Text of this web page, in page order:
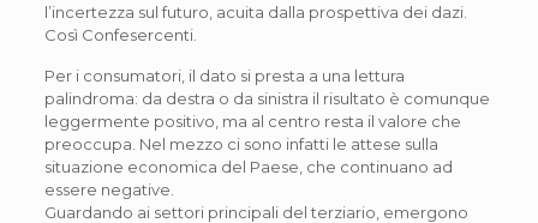
l’incertezza sul futuro, acuita dalla prospettiva dei dazi.
Così Confesercenti.
Per i consumatori, il dato si presta a una lettura
palindroma: da destra o da sinistra il risultato è comunque
leggermente positivo, ma al centro resta il valore che
preoccupa. Nel mezzo ci sono infatti le attese sulla
situazione economica del Paese, che continuano ad
essere negative.
Guardando ai settori principali del terziario, emergono